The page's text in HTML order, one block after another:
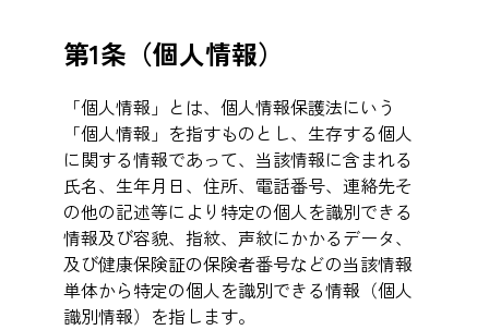
第1条（個人情報）
「個人情報」とは、個人情報保護法にいう
「個人情報」を指すものとし、生存する個人
に関する情報であって、当該情報に含まれる
氏名、生年月日、住所、電話番号、連絡先そ
の他の記述等により特定の個人を識別できる
情報及び容貌、指紋、声紋にかかるデータ、
及び健康保険証の保険者番号などの当該情報
単体から特定の個人を識別できる情報（個人
識別情報）を指します。